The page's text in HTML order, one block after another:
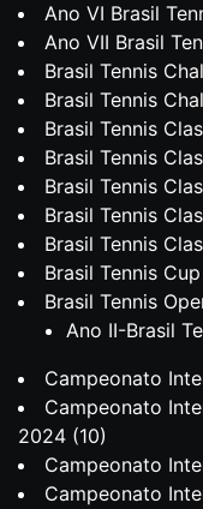
Ano VI Brasil
Ano VII Brasil
Brasil Tennis
Brasil Tennis
Brasil Tennis
Brasil Tennis
Brasil Tennis
Brasil Tennis
Brasil Tennis
Brasil Tennis Cup
Brasil Tennis
Ano II-Brasil
Campeonato
Campeonato
2024 (10)
Campeonato
Campeonato